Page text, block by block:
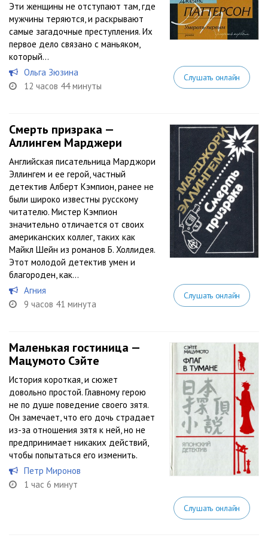
Эти женщины не отступают там, где
мужчины теряются, и раскрывают
самые загадочные преступления. Их
первое дело связано с маньяком,
который...
Ольга Зюзина
12 часов 44 минуты
Слушать онлайн
Смерть призрака —
Аллингем Марджери
Английская писательница Марджори
Эллингем и ее герой, частный
детектив Алберт Кэмпион, ранее не
были широко известны русскому
читателю. Мистер Кэмпион
значительно отличается от своих
американских коллег, таких как
Майкл Шейн из романов Б. Холлидея.
Этот молодой детектив умен и
благороден, как...
Агния
9 часов 41 минута
Слушать онлайн
Маленькая гостиница —
Мацумото Сэйте
История короткая, и сюжет
довольно простой. Главному герою
не по душе поведение своего зятя.
Он замечает, что его дочь страдает
из-за отношения зятя к ней, но не
предпринимает никаких действий,
чтобы попытаться его изменить.
Петр Миронов
1 час 6 минут
Слушать онлайн